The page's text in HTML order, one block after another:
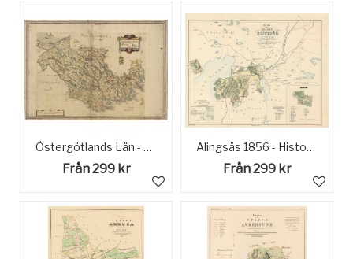
Östergötlands Län - Handmålad Historisk Karta sent 1600-tal
Från 299 kr
Alingsås 1856 - Historisk Karta
Från 299 kr